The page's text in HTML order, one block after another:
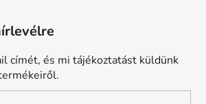
címét, és mi tájékoztatást küldünk